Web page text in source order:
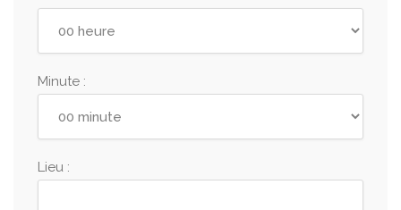
Minute :
Lieu :